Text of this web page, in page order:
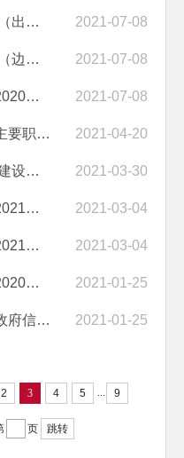
2020年度项目绩效自评报告（出访德国西班牙以色列经费） 2021-07-08
2020年度项目绩效自评报告（边境管理及突发事件处置经费） 2021-07-08
保山市人民政府外事办公室2020年度部门整体支出绩效自评报告 2021-07-08
保山市人民政府外事办公室主要职责、内设机构和人员编制情况 2021-04-20
市外办2020年推进法治政府建设工作情况报告 2021-03-30
保山市人民政府外事办公室2021年部门预算“三公”经费编制说明 2021-03-04
保山市人民政府外事办公室2021年预算公开目录 2021-03-04
保山市人民政府外事办公室2020年政府信息公开工作年度报告 2021-01-25
保山市人民政府外事办公室政府信息公开目录 2021-01-25
2 3 4 5 ... 9
页 跳转